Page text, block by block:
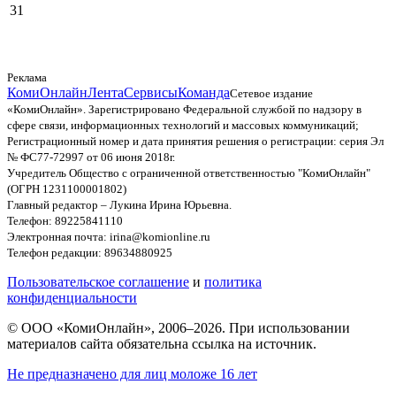
31
Реклама
КомиОнлайнЛентаСервисыКомандаСетевое издание
«КомиОнлайн». Зарегистрировано Федеральной службой по надзору в
сфере связи, информационных технологий и массовых коммуникаций;
Регистрационный номер и дата принятия решения о регистрации: серия Эл
№ ФС77-72997 от 06 июня 2018г.
Учредитель Общество с ограниченной ответственностью "КомиОнлайн"
(ОГРН 1231100001802)
Главный редактор – Лукина Ирина Юрьевна.
Телефон: 89225841110
Электронная почта: irina@komionline.ru
Телефон редакции: 89634880925
Пользовательское соглашение и политика
конфиденциальности
© ООО «КомиОнлайн», 2006–2026. При использовании
материалов сайта обязательна ссылка на источник.
Не предназначено для лиц моложе 16 лет